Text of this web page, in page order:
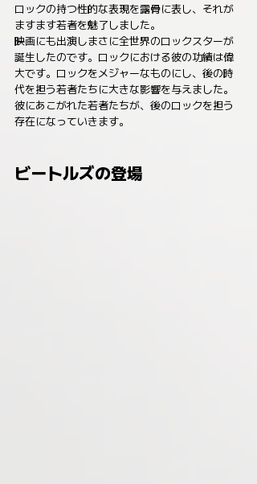
ロックの持つ性的な表現を露骨に表し、それが
ますます若者を魅了しました。
映画にも出演しまさに全世界のロックスターが
誕生したのです。ロックにおける彼の功績は偉
大です。ロックをメジャーなものにし、後の時
代を担う若者たちに大きな影響を与えました。
彼にあこがれた若者たちが、後のロックを担う
存在になっていきます。
ビートルズの登場